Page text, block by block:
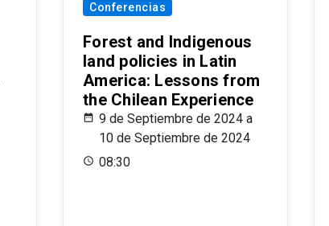
Conferencias
Forest and Indigenous
land policies in Latin
America: Lessons from
the Chilean Experience
9 de Septiembre de 2024 a
10 de Septiembre de 2024
08:30